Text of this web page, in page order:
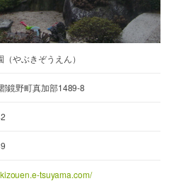
（やぶきぞうえん）
鏡野町真加部1489-8
tsuyama.com/